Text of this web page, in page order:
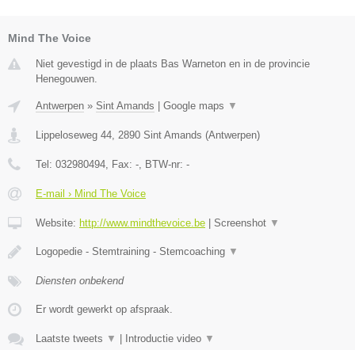
Mind The Voice
Niet gevestigd in de plaats Bas Warneton en in de provincie
Henegouwen.
Antwerpen » Sint Amands | Google maps ▼
Lippeloseweg 44 2890 Sint Amands (Antwerpen)
Tel: 032980494 , Fax: - , BTW-nr: -
E-mail › Mind The Voice
Website: http://www.mindthevoice.be | Screenshot ▼
Logopedie - Stemtraining - Stemcoaching ▼
Diensten onbekend
Er wordt gewerkt op afspraak.
Laatste tweets ▼ | Introductie video ▼